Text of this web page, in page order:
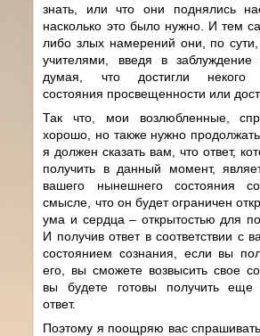
знать, или что они поднялись
насколько это было нужно. И тем
либо злых намерений они, по
учителями, введя в заблуждение
думая, что достигли некого
состояния просвещенности или
Так что, мои возлюбленные,
хорошо, но также нужно
я должен сказать вам, что ответ,
получить в данный момент,
вашего нынешнего состояния
смысле, что он будет ограничен
ума и сердца – открытостью для
И получив ответ в соответствии с
состоянием сознания, если вы
его, вы сможете возвысить свое
вы будете готовы получить еще
ответ.
Поэтому я поощряю вас